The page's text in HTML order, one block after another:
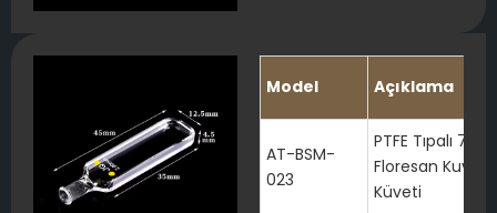
Model Açıklama
AT-BSM-
023
PTFE Tıpalı
Floresan Kuvars
Küveti